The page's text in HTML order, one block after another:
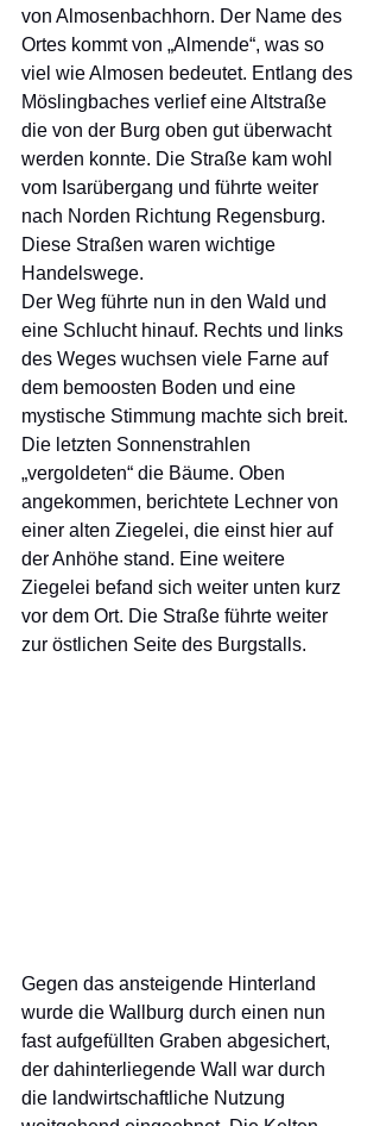
von Almosenbachhorn. Der Name des
Ortes kommt von „Almende“, was so
viel wie Almosen bedeutet. Entlang des
Möslingbaches verlief eine Altstraße
die von der Burg oben gut überwacht
werden konnte. Die Straße kam wohl
vom Isarübergang und führte weiter
nach Norden Richtung Regensburg.
Diese Straßen waren wichtige
Handelswege.
Der Weg führte nun in den Wald und
eine Schlucht hinauf. Rechts und links
des Weges wuchsen viele Farne auf
dem bemoosten Boden und eine
mystische Stimmung machte sich breit.
Die letzten Sonnenstrahlen
„vergoldeten“ die Bäume. Oben
angekommen, berichtete Lechner von
einer alten Ziegelei, die einst hier auf
der Anhöhe stand. Eine weitere
Ziegelei befand sich weiter unten kurz
vor dem Ort. Die Straße führte weiter
zur östlichen Seite des Burgstalls.
Gegen das ansteigende Hinterland
wurde die Wallburg durch einen nun
fast aufgefüllten Graben abgesichert,
der dahinterliegende Wall war durch
die landwirtschaftliche Nutzung